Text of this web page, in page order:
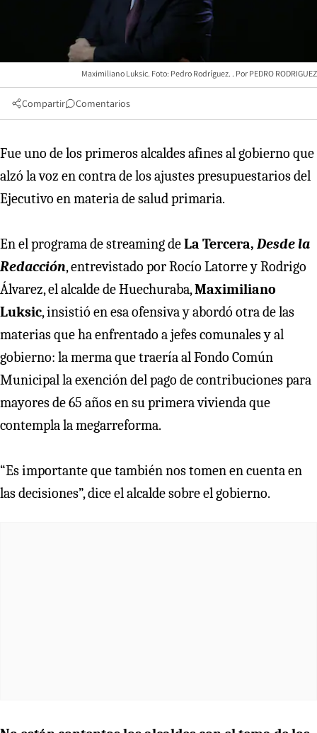
Maximiliano Luksic. Foto: Pedro Rodríguez. PEDRO RODRIGUEZ
Compartir Comentarios
Fue uno de los primeros alcaldes afines al gobierno que
alzó la voz en contra de los ajustes presupuestarios del
Ejecutivo en materia de salud primaria.
En el programa de streaming deLa Tercera, Desde la
Redacción, entrevistado por Rocío Latorre y Rodrigo
Álvarez, el alcalde de Huechuraba,Maximiliano
Luksic, insistió en esa ofensiva y abordó otra de las
materias que ha enfrentado a jefes comunales y al
gobierno: la merma que traería al Fondo Común
Municipal la exención del pago de contribuciones para
mayores de 65 años en su primera vivienda que
contempla la megarreforma.
“Es importante que también nos tomen en cuenta en
las decisiones”, dice el alcalde sobre el gobierno.